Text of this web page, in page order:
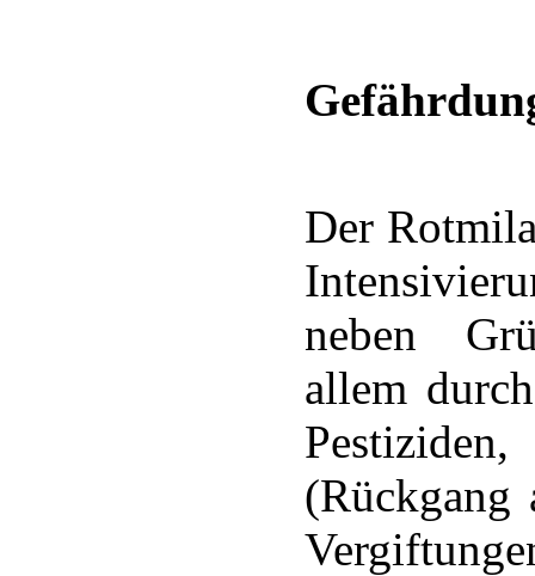
Der
neben
allem
(Rückgang